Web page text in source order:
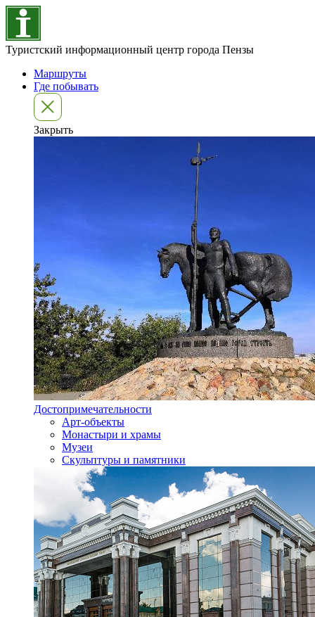
Туристский информационный центр города Пензы
Маршруты
Где побывать
Закрыть
Достопримечательности
Арт-объекты
Монастыри и храмы
Музеи
Скульптуры и памятники